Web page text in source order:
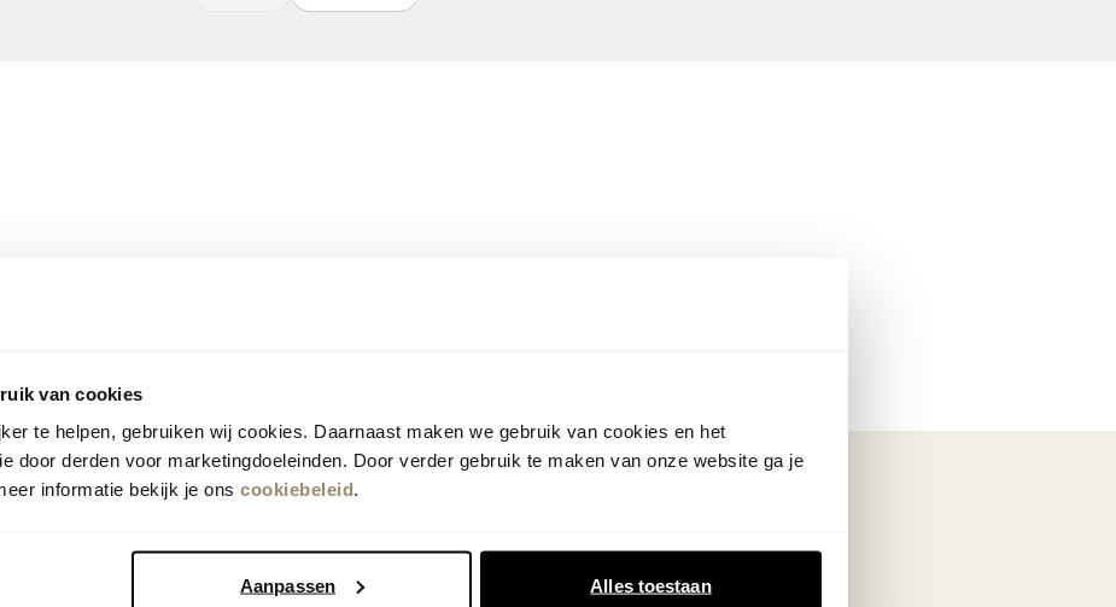
van cookies
te helpen, gebruiken wij cookies. Daarnaast maken we gebruik van cookies en het
door derden voor marketingdoeleinden. Door verder gebruik te maken van onze website ga je
informatie bekijk je ons cookiebeleid.
Aanpassen Alles toestaan
Als eersteop de hoogte